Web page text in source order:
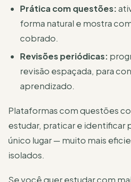
Prática com questões:
forma natural e mostra
cobrado.
Revisões periódicas:
revisão espaçada, para
aprendizado.
Plataformas com questões
estudar, praticar e identificar
único lugar — muito mais
isolados.
Se você quer estudar com